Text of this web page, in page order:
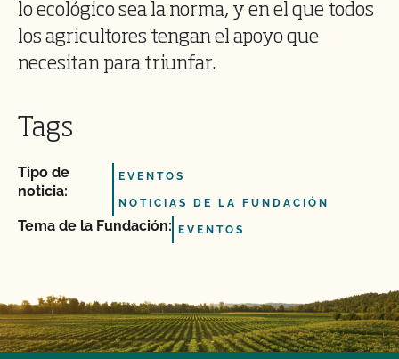
lo ecológico sea la norma, y en el que todos
los agricultores tengan el apoyo que
necesitan para triunfar.
Tags
Tipo de
noticia:
EVENTOS
NOTICIAS DE LA FUNDACIÓN
Tema de la Fundación: EVENTOS